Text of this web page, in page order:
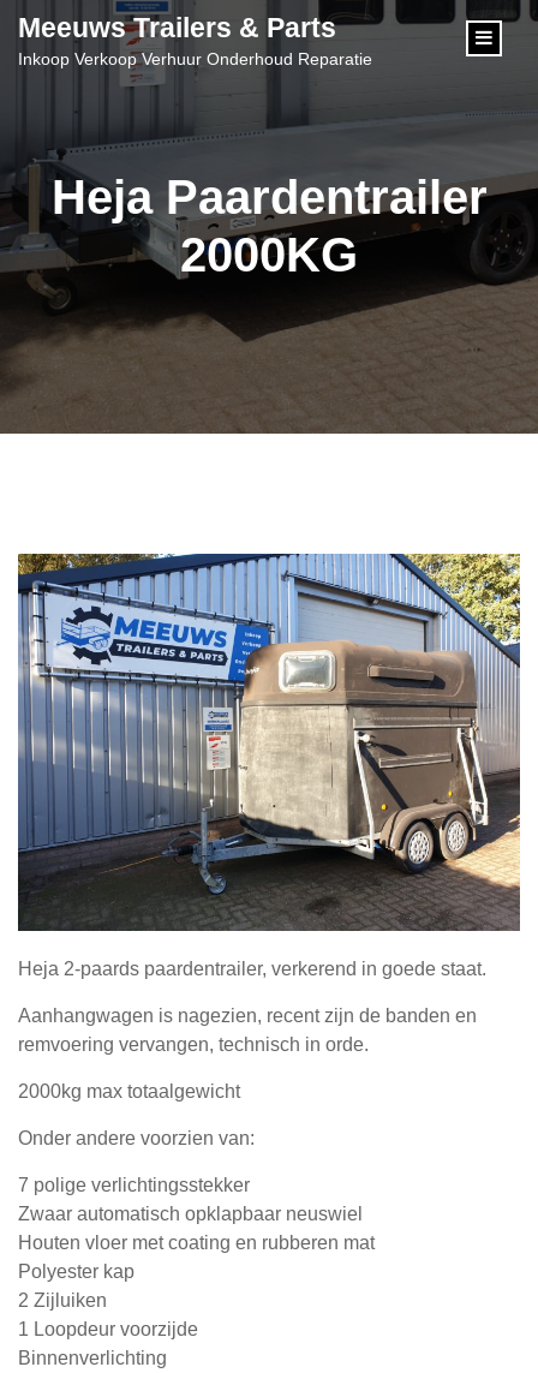
Meeuws Trailers & Parts
Inkoop Verkoop Verhuur Onderhoud Reparatie
Heja Paardentrailer
2000KG
Heja 2-paards paardentrailer, verkerend in goede staat.
Aanhangwagen is nagezien, recent zijn de banden en
remvoering vervangen, technisch in orde.
2000kg max totaalgewicht
Onder andere voorzien van:
7 polige verlichtingsstekker
Zwaar automatisch opklapbaar neuswiel
Houten vloer met coating en rubberen mat
Polyester kap
2 Zijluiken
1 Loopdeur voorzijde
Binnenverlichting